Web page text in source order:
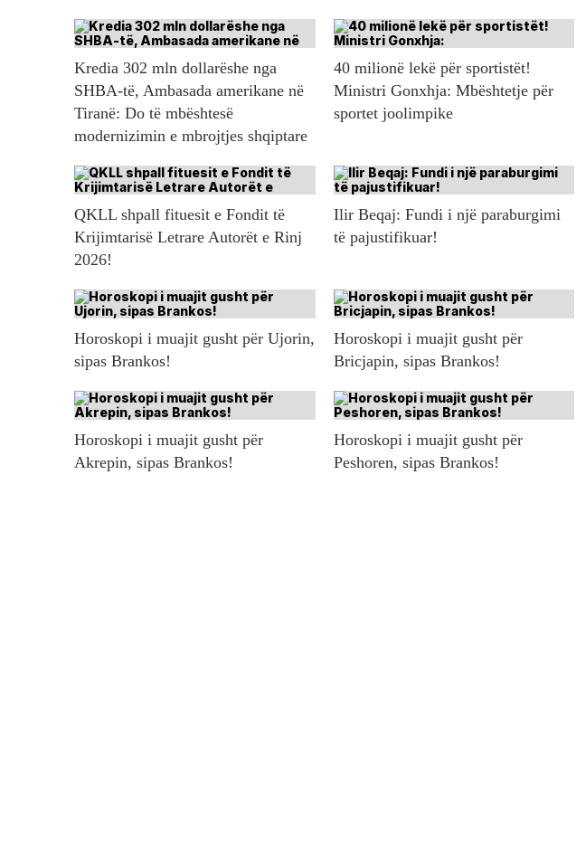
Kredia 302 mln dollarëshe nga
SHBA-të, Ambasada amerikane në
Tiranë: Do të mbështesë
modernizimin e mbrojtjes shqiptare
40 milionë lekë për sportistët!
Ministri Gonxhja: Mbështetje për
sportet joolimpike
QKLL shpall fituesit e Fondit të
Krijimtarisë Letrare Autorët e Rinj
2026!
Ilir Beqaj: Fundi i një paraburgimi
të pajustifikuar!
Horoskopi i muajit gusht për Ujorin,
sipas Brankos!
Horoskopi i muajit gusht për
Bricjapin, sipas Brankos!
Horoskopi i muajit gusht për
Akrepin, sipas Brankos!
Horoskopi i muajit gusht për
Peshoren, sipas Brankos!